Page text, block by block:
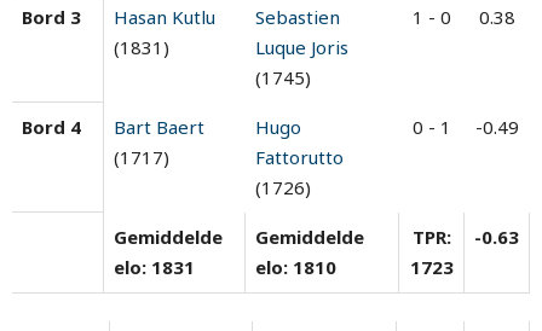
Bord 3
Hasan Kutlu
(1831)
Sebastien
Luque Joris
(1745)
1 - 0 0.38
Bord 4
Bart Baert
(1717)
Hugo
Fattorutto
(1726)
0 - 1 -0.49
Gemiddelde
elo: 1831
Gemiddelde
elo: 1810
TPR:
1723
-0.63